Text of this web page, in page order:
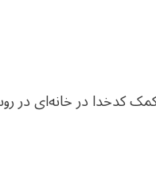
در خانه‌ای در